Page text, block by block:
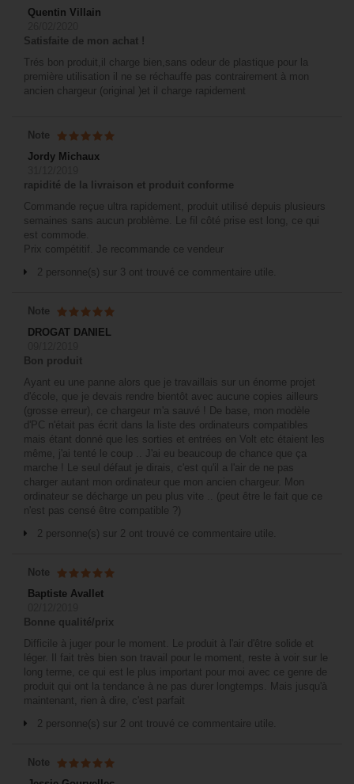
Quentin Villain
Satisfaite de mon achat !
Trés bon produit,il charge bien,sans odeur de plastique pour la
première utilisation il ne se réchauffe pas contrairement à mon
ancien chargeur (original )et il charge rapidement
Note
Jordy Michaux
rapidité de la livraison et produit conforme
Commande reçue ultra rapidement, produit utilisé depuis plusieurs
semaines sans aucun problème. Le fil côté prise est long, ce qui
est commode.
Prix compétitif. Je recommande ce vendeur
2 personne(s) sur 3 ont trouvé ce commentaire utile.
Note
DROGAT DANIEL
Bon produit
Ayant eu une panne alors que je travaillais sur un énorme projet
d'école, que je devais rendre bientôt avec aucune copies ailleurs
(grosse erreur), ce chargeur m'a sauvé ! De base, mon modèle
d'PC n'était pas écrit dans la liste des ordinateurs compatibles
mais étant donné que les sorties et entrées en Volt etc étaient les
même, j'ai tenté le coup .. J'ai eu beaucoup de chance que ça
marche ! Le seul défaut je dirais, c'est qu'il a l'air de ne pas
charger autant mon ordinateur que mon ancien chargeur. Mon
ordinateur se décharge un peu plus vite .. (peut être le fait que ce
n'est pas censé être compatible ?)
2 personne(s) sur 2 ont trouvé ce commentaire utile.
Note
Baptiste Avallet
Bonne qualité/prix
Difficile à juger pour le moment. Le produit à l'air d'être solide et
léger. Il fait très bien son travail pour le moment, reste à voir sur le
long terme, ce qui est le plus important pour moi avec ce genre de
produit qui ont la tendance à ne pas durer longtemps. Mais jusqu'à
maintenant, rien à dire, c'est parfait
2 personne(s) sur 2 ont trouvé ce commentaire utile.
Note